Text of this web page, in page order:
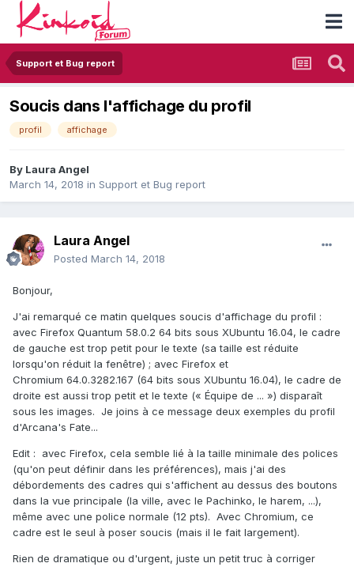
Support et Bug report
Soucis dans l'affichage du profil
profil affichage
By Laura Angel
March 14, 2018 in Support et Bug report
Laura Angel
Posted March 14, 2018
Bonjour,
J'ai remarqué ce matin quelques soucis d'affichage du profil :
avec Firefox Quantum 58.0.2 64 bits sous XUbuntu 16.04, le cadre
de gauche est trop petit pour le texte (sa taille est réduite
lorsqu'on réduit la fenêtre) ; avec Firefox et
Chromium 64.0.3282.167 (64 bits sous XUbuntu 16.04), le cadre de
droite est aussi trop petit et le texte (« Équipe de ... ») disparaît
sous les images. Je joins à ce message deux exemples du profil
d'Arcana's Fate...
Edit : avec Firefox, cela semble lié à la taille minimale des polices
(qu'on peut définir dans les préférences), mais j'ai des
débordements des cadres qui s'affichent au dessus des boutons
dans la vue principale (la ville, avec le Pachinko, le harem, ...),
même avec une police normale (12 pts). Avec Chromium, ce
cadre est le seul à poser soucis (mais il le fait largement).
Rien de dramatique ou d'urgent, juste un petit truc à corriger